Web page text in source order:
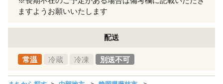
ますようお願いいたします
配送
常温 冷蔵 冷凍 別送不可